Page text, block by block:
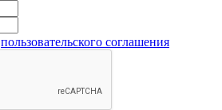
пользовательского соглашения